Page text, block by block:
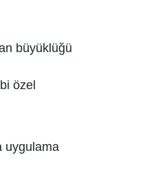
büyüklüğü
özel
uygulama